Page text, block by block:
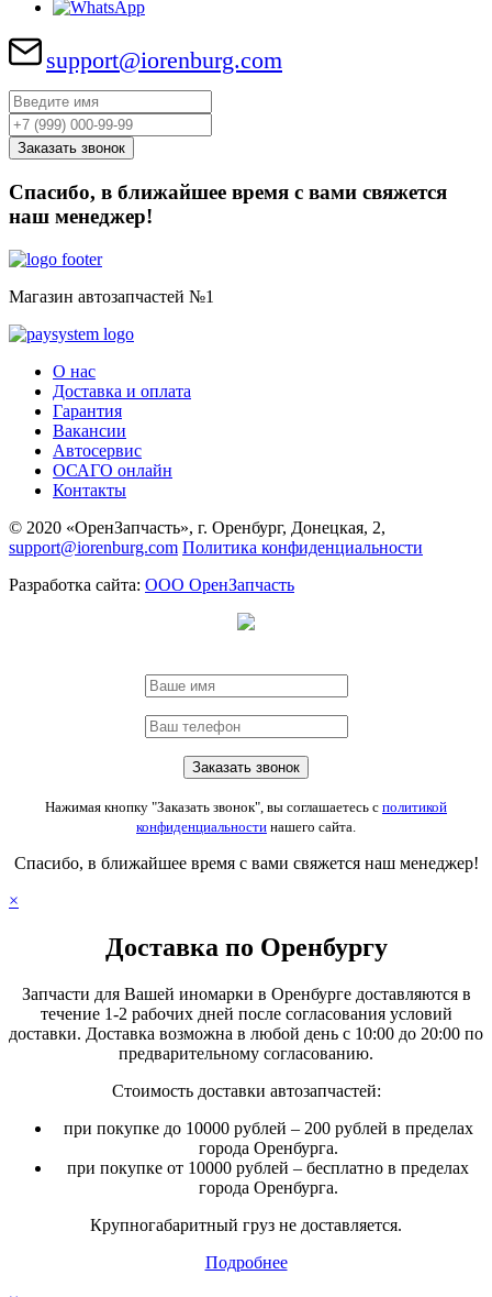
support@iorenburg.com
Спасибо, в ближайшее время с вами свяжется
наш менеджер!
Магазин автозапчастей №1
О нас
Доставка и оплата
Гарантия
Вакансии
Автосервис
ОСАГО онлайн
Контакты
© 2020 «ОренЗапчасть», г. Оренбург, Донецкая, 2,
support@iorenburg.com Политика конфиденциальности
Разработка сайта: ООО ОренЗапчасть
Нажимая кнопку "Заказать звонок", вы соглашаетесь с политикой
конфиденциальности нашего сайта.
Спасибо, в ближайшее время с вами свяжется наш менеджер!
×
Доставка по Оренбургу
Запчасти для Вашей иномарки в Оренбурге доставляются в
течение 1-2 рабочих дней после согласования условий
доставки. Доставка возможна в любой день с 10:00 до 20:00 по
предварительному согласованию.
Стоимость доставки автозапчастей:
при покупке до 10000 рублей – 200 рублей в пределах
города Оренбурга.
при покупке от 10000 рублей – бесплатно в пределах
города Оренбурга.
Крупногабаритный груз не доставляется.
Подробнее